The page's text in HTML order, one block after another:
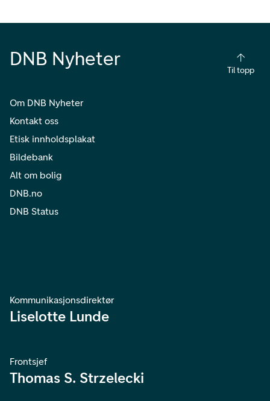
DNB Nyheter
Til topp
Om DNB Nyheter
Kontakt oss
Etisk innholdsplakat
Bildebank
Alt om bolig
DNB.no
DNB Status
Kommunikasjonsdirektør
Liselotte Lunde
Frontsjef
Thomas S. Strzelecki